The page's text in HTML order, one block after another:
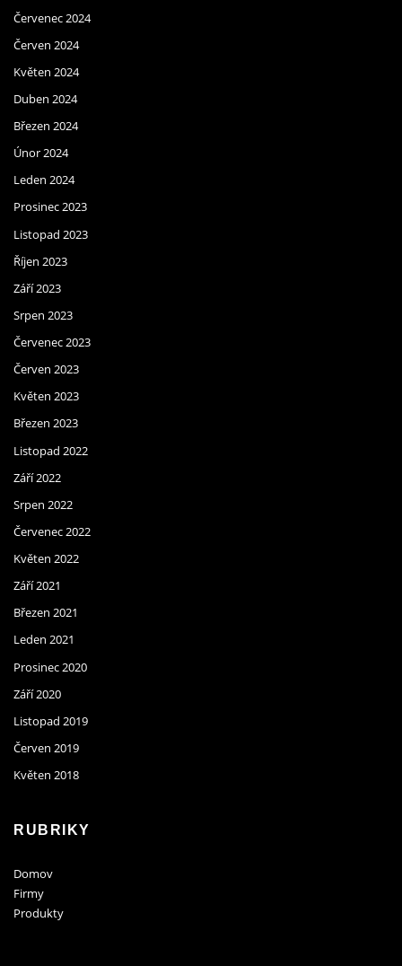
Červenec 2024
Červen 2024
Květen 2024
Duben 2024
Březen 2024
Únor 2024
Leden 2024
Prosinec 2023
Listopad 2023
Říjen 2023
Září 2023
Srpen 2023
Červenec 2023
Červen 2023
Květen 2023
Březen 2023
Listopad 2022
Září 2022
Srpen 2022
Červenec 2022
Květen 2022
Září 2021
Březen 2021
Leden 2021
Prosinec 2020
Září 2020
Listopad 2019
Červen 2019
Květen 2018
RUBRIKY
Domov
Firmy
Produkty